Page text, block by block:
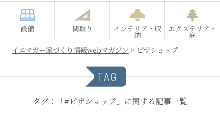
設備 間取り インテリア・収
納
エクステリア・
庭
イエマガー家づくり情報webマガジン > ピザショップ
TAG
タグ：「#ピザショップ」に関する記事一覧